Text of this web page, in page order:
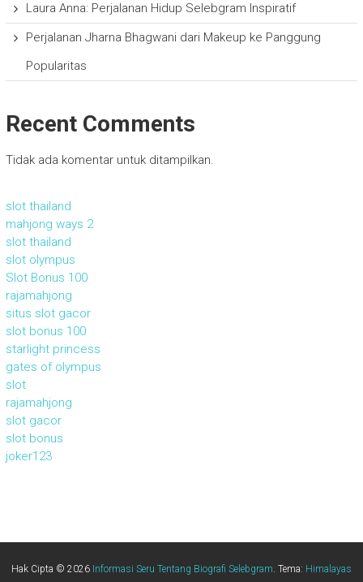
Laura Anna: Perjalanan Hidup Selebgram Inspiratif
Perjalanan Jharna Bhagwani dari Makeup ke Panggung
Popularitas
Recent Comments
Tidak ada komentar untuk ditampilkan.
slot thailand
mahjong ways 2
slot thailand
slot olympus
Slot Bonus 100
rajamahjong
situs slot gacor
slot bonus 100
starlight princess
gates of olympus
slot
rajamahjong
slot gacor
slot bonus
joker123
Hak Cipta © 2026 Informasi Seru Tentang Biografi Selebgram. Tema: Himalayas